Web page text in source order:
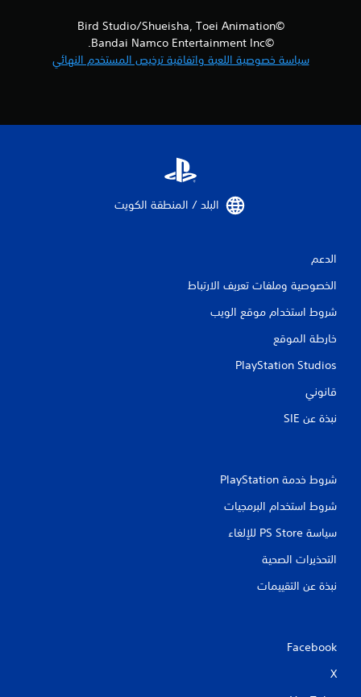
©Bird Studio/Shueisha, Toei Animation
©Bandai Namco Entertainment Inc.
سياسة خصوصية اللعبة واتفاقية ترخيص المستخدم النهائي
البلد / المنطقة الكويت‏
الدعم
الخصوصية وملفات تعريف الارتباط
شروط استخدام موقع الويب
خارطة الموقع
PlayStation Studios
قانوني
نبذة عن SIE‏
شروط خدمة PlayStation‏
شروط استخدام البرمجيات
سياسة PS Store للإلغاء
التحذيرات الصحية
نبذة عن التقييمات
Facebook
X